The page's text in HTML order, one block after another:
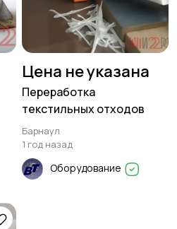
Цена не указана
Переработка
текстильных отходов
Барнаул
1 год назад
Оборудование